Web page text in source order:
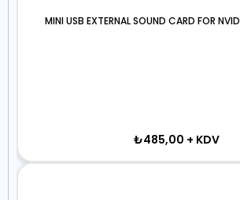
MINI USB EXTERNAL SOUND CARD FOR
₺485,00 + KDV